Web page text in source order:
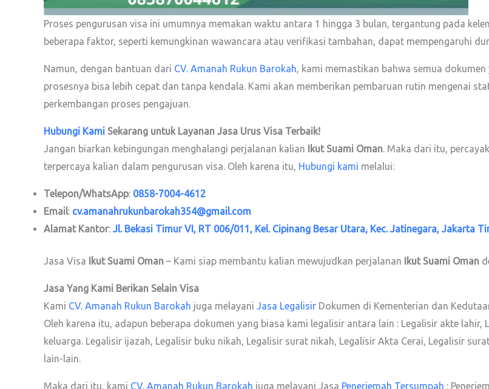
Proses pengurusan visa ini umumnya memakan waktu antara 1 hingga 3 bulan, tergantung pada
beberapa faktor, seperti kemungkinan wawancara atau verifikasi tambahan, dapat mempengaruhi
Namun, dengan bantuan dari CV. Amanah Rukun Barokah, kami memastikan bahwa semua
prosesnya bisa lebih cepat dan tanpa kendala. Kami akan memberikan pembaruan rutin mengenai
perkembangan proses pengajuan.
Hubungi Kami Sekarang untuk Layanan Jasa Urus Visa Terbaik!
Jangan biarkan kebingungan menghalangi perjalanan kalian Ikut Suami Oman. Maka dari itu,
terpercaya kalian dalam pengurusan visa. Oleh karena itu, Hubungi kami melalui:
Telepon/WhatsApp: 0858-7004-4612
Email: cv.amanahrukunbarokah354@gmail.com
Alamat Kantor: Jl. Bekasi Timur VI, RT 006/011, Kel. Cipinang Besar Utara, Kec. Jatinegara, Jakarta
Jasa Visa Ikut Suami Oman – Kami siap membantu kalian mewujudkan perjalanan Ikut Suami Oman
Jasa Yang Kami Berikan Selain Visa
Kami CV. Amanah Rukun Barokah juga melayani Jasa Legalisir Dokumen di Kementerian dan
Oleh karena itu, adapun beberapa dokumen yang biasa kami legalisir antara lain : Legalisir akte
keluarga. Legalisir ijazah, Legalisir buku nikah, Legalisir surat nikah, Legalisir Akta Cerai, Legalisir
lain-lain.
Maka dari itu, kami CV. Amanah Rukun Barokah juga melayani Jasa Penerjemah Tersumpah :